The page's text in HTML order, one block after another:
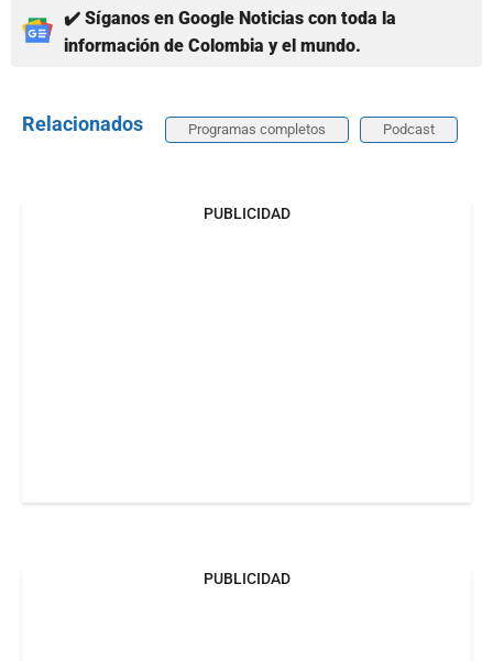
✔️ Síganos en Google Noticias con toda la
información de Colombia y el mundo.
Relacionados Programas completos Podcast
PUBLICIDAD
PUBLICIDAD